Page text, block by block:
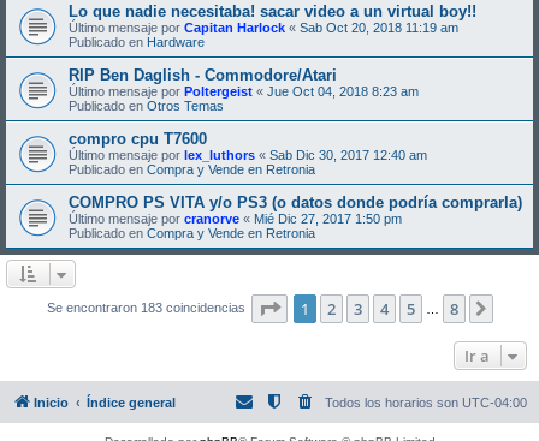
Lo que nadie necesitaba! sacar video a un virtual boy!!
Último mensaje por Capitan Harlock « Sab Oct 20, 2018 11:19 am
Publicado en Hardware
RIP Ben Daglish - Commodore/Atari
Último mensaje por Poltergeist « Jue Oct 04, 2018 8:23 am
Publicado en Otros Temas
compro cpu T7600
Último mensaje por lex_luthors « Sab Dic 30, 2017 12:40 am
Publicado en Compra y Vende en Retronia
COMPRO PS VITA y/o PS3 (o datos donde podría comprarla)
Último mensaje por cranorve « Mié Dic 27, 2017 1:50 pm
Publicado en Compra y Vende en Retronia
Se encontraron 183 coincidencias Página de
1 2 3 4 5 8
Ir a
Inicio Índice general Todos los horarios son UTC-04:00